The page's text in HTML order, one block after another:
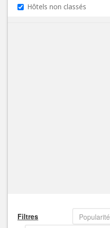
Hôtels non classés
Filtres
Popularité